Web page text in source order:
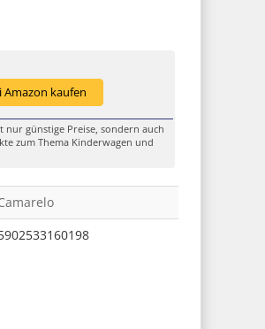
Amazon kaufen
nur günstige Preise, sondern auch
zum Thema Kinderwagen und